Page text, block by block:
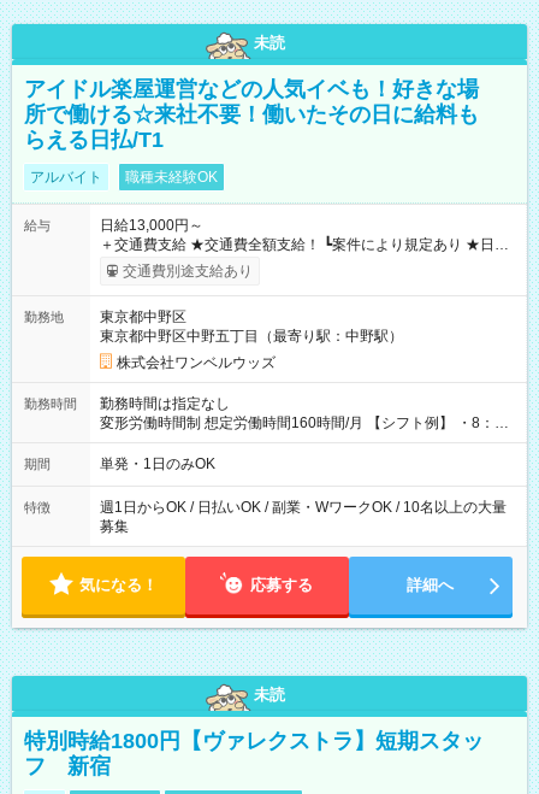
未読
アイドル楽屋運営などの人気イベも！好きな場
所で働ける☆来社不要！働いたその日に給料も
らえる日払/T1
アルバイト 職種未経験OK
給与
日給13,000円～
＋交通費支給 ★交通費全額支給！ ┗案件により規定あり ★日払
いOK！（規定あり） ┗働いたその日に現金GET♪ お仕事後はコ
ンビニATMから 日払い分を引き落とせます！ 【試用期間】試
交通費別途支給あり
勤務地
東京都中野区
東京都中野区中野五丁目（最寄り駅：中野駅）
株式会社ワンベルウッズ
勤務時間
勤務時間は指定なし
変形労働時間制 想定労働時間160時間/月 【シフト例】 ・8：00
～21：00
期間 単発・1日のみOK
特徴
週1日からOK / 日払いOK / 副業・WワークOK / 10名以上の大量
募集
気になる！ 応募する 詳細へ
未読
特別時給1800円【ヴァレクストラ】短期スタッ
フ 新宿